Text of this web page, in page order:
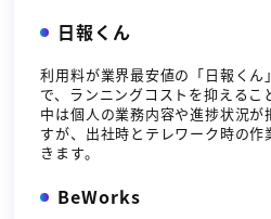
日報くん
利用料が業界最安値の「日報く
で、ランニングコストを抑えるこ
中は個人の業務内容や進捗状況が
すが、出社時とテレワーク時の作
きます。
BeWorks